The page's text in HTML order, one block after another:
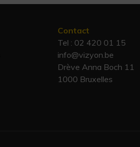
Contact
Tel : 02 420 01 15
info@vizyon.be
Drève Anna Boch 11
1000 Bruxelles